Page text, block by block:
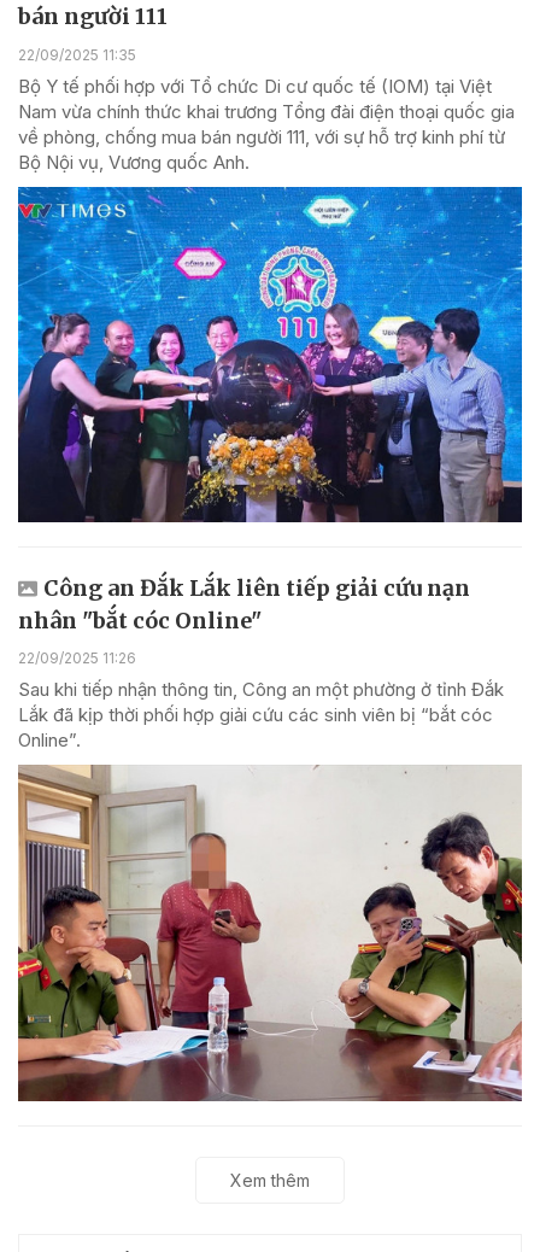
bán người 111
22/09/2025 11:35
Bộ Y tế phối hợp với Tổ chức Di cư quốc tế (IOM) tại Việt
Nam vừa chính thức khai trương Tổng đài điện thoại quốc gia
về phòng, chống mua bán người 111, với sự hỗ trợ kinh phí từ
Bộ Nội vụ, Vương quốc Anh.
Công an Đắk Lắk liên tiếp giải cứu nạn
nhân "bắt cóc Online"
22/09/2025 11:26
Sau khi tiếp nhận thông tin, Công an một phường ở tỉnh Đắk
Lắk đã kịp thời phối hợp giải cứu các sinh viên bị “bắt cóc
Online”.
Xem thêm